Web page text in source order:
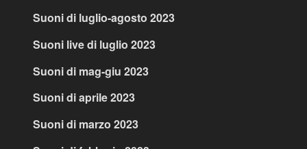
Suoni di luglio-agosto 2023
Suoni live di luglio 2023
Suoni di mag-giu 2023
Suoni di aprile 2023
Suoni di marzo 2023